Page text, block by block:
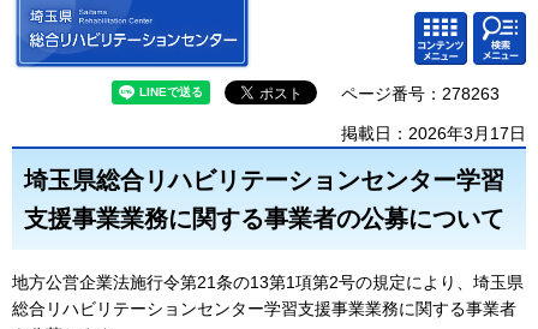
埼玉県 総合リハビリテーション
センター
コンテ
ンツメ
ニュー
検索・
共通メ
ニュー
ページ番号：278263
掲載日：2026年3月17日
埼玉県総合リハビリテーションセンター学習
支援事業業務に関する事業者の公募について
地方公営企業法施行令第21条の13第1項第2号の規定により、埼玉県
総合リハビリテーションセンター学習支援事業業務に関する事業者